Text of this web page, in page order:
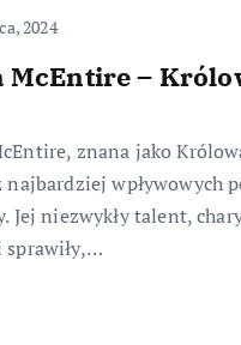
2024
McEntire –
znana jako
najbardziej wpływowych
Jej niezwykły talent,
sprawiły,…